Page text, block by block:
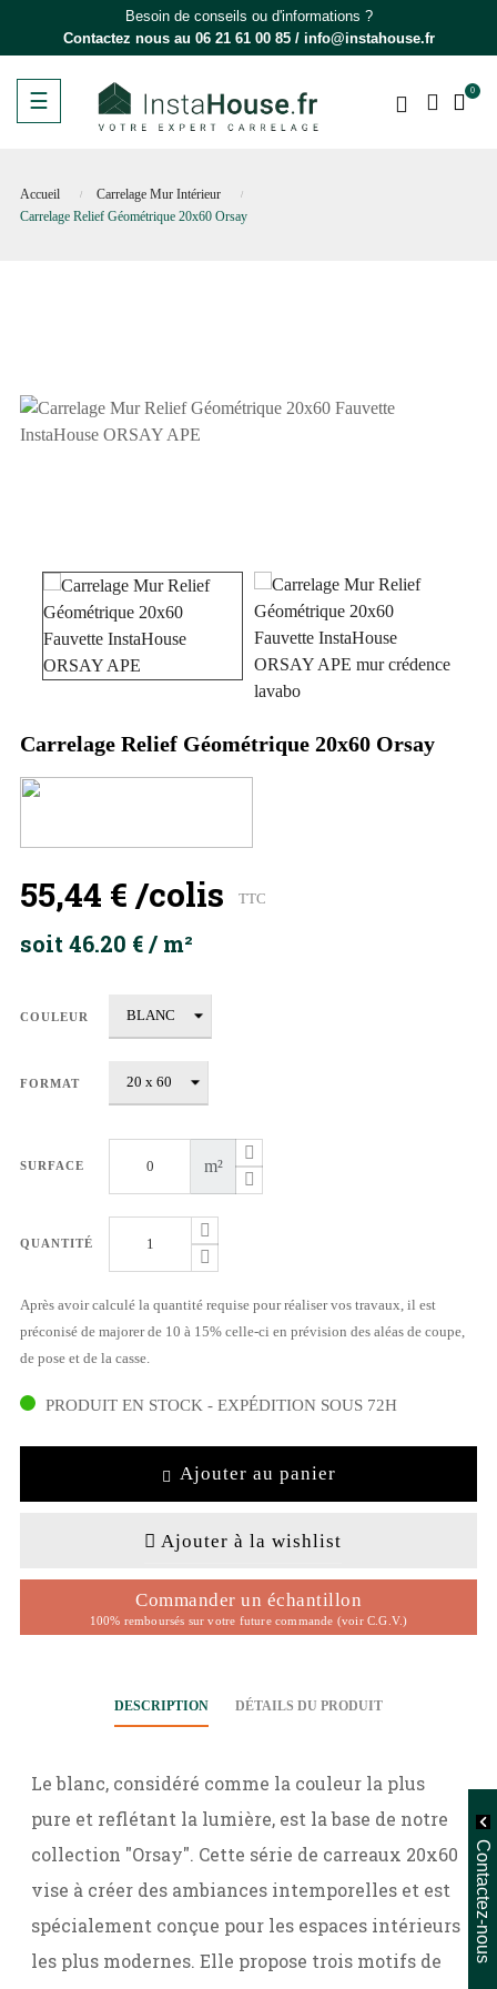
Besoin de conseils ou d'informations ?
Contactez nous au 06 21 61 00 85/ info@instahouse.fr
Basculer
la
☰ 0
Accueil
Carrelage Mur Intérieur
Carrelage Relief Géométrique 20x60 Orsay
Carrelage Relief Géométrique 20x60 Orsay
55,44 € /colis TTC
soit 46.20 € / m²
COULEUR
FORMAT
SURFACE m²
QUANTITÉ
Après avoir calculé la quantité requise pour réaliser vos travaux, il est
préconisé de majorer de 10 à 15% celle-ci en prévision des aléas de coupe,
de pose et de la casse.
PRODUIT EN STOCK - EXPÉDITION SOUS 72H
Ajouter au panier
Ajouter à la wishlist
Commander un échantillon
100% remboursés sur votre future commande (voir C.G.V.)
DESCRIPTION DÉTAILS DU PRODUIT
Le blanc, considéré comme la couleur la plus
pure et reflétant la lumière, est la base de notre
collection "Orsay". Cette série de carreaux 20x60
vise à créer des ambiances intemporelles et est
spécialement conçue pour les espaces intérieurs
les plus modernes. Elle propose trois motifs de
Contactez-nous